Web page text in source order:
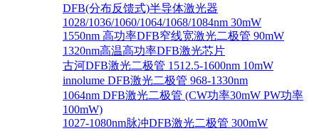
DFB(分布反馈式)半导体激光器
1028/1036/1060/1064/1068/1084nm 30mW
1550nm 高功率DFB窄线宽激光二极管 90mW
1320nm高温高功率DFB激光芯片
古河DFB激光二极管 1512.5-1600nm 10mW
innolume DFB激光二极管 968-1330nm
1064nm DFB激光二极管 (CW功率30mW PW功率
100mW)
1027-1080nm脉冲DFB激光二极管 300mW